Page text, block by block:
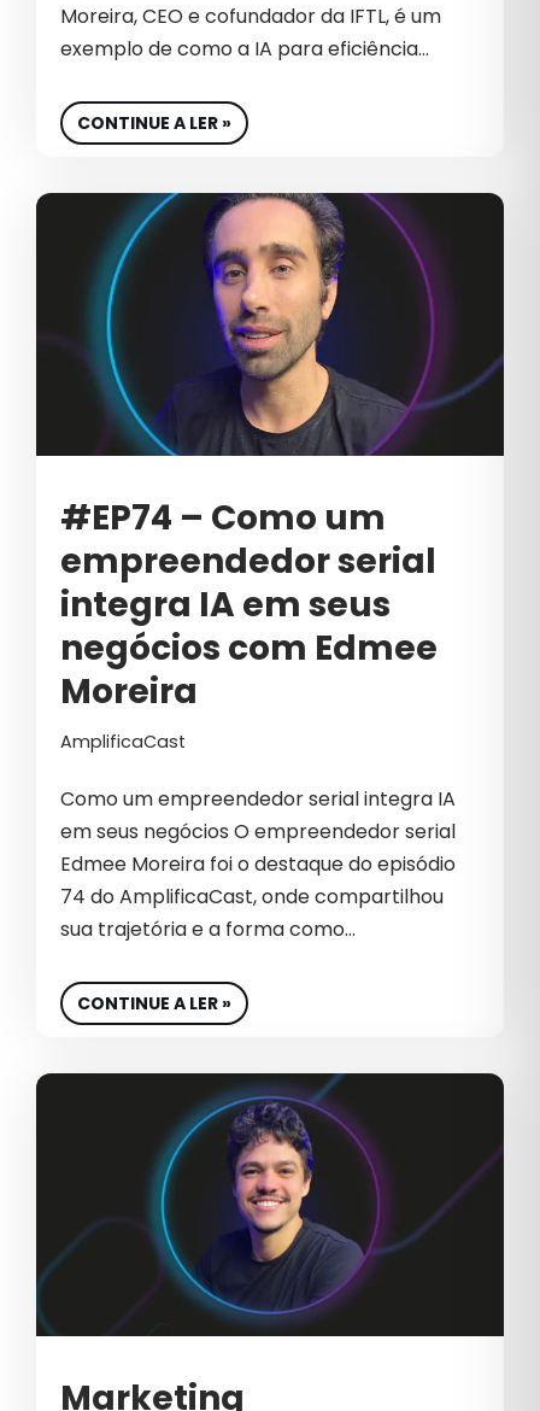
NEGÓCIOS
NOTÍCIA
OUTBOUND MARKETING
PERFORMANCE DIGITAL
PERFORMANCE EM E-COMMERCE
PROTEÇÃO DE DADOS
RETORNO SOBRE INVESTIMENTO
ROI NO E-COMMERCE
SEGURANÇA EM CAMPANHAS
SETOR DE BELEZA
SOFT SKILLS
SUCESSO
SUCESSO NO MARKETING
TECNOLOGIA
TECNOLOGIA PERSONALIZADA
TEMPORADA B2B
TEMPORADA GROWTH
TRÁFEGO INVÁLIDO
TRANSFORMAÇÃO GERACIONAL
TYP
VAREJO
VENDA B2B
VENDAS B2B
VENDAS CONSULTIVAS
Moreira, CEO e cofundador da IFTL, é um
exemplo de como a IA para eficiência…
CONTINUE A LER »
#EP74 – Como um
empreendedor serial
integra IA em seus
negócios com Edmee
Moreira
AmplificaCast
Como um empreendedor serial integra IA
em seus negócios O empreendedor serial
Edmee Moreira foi o destaque do episódio
74 do AmplificaCast, onde compartilhou
sua trajetória e a forma como…
CONTINUE A LER »
Marketing